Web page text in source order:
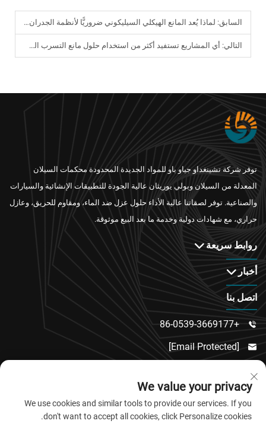
السابق: لماذا يُعد المانع الهيكلي السيليكوني ضروريًّا لأنظمة الجدران المعلقة الزجاجية؟
التالي: أي المشاريع تستفيد أكثر من استخدام حلول مانع التسرب السيليكوني البوليوريثاني (PU)؟
توفر شركة تشينغداو جياو باو للمواد الجديدة المحدودة محكمات السيلان
المعدلة من السيلان وبولي يوريثان عالية الجودة للتطبيقات الإنشائية والسيارات
والصناعية. توفر لصقاتنا عالية الأداء حلول عزل ضد الماء، ومقاوم للحريق، وعازل
حراري، مع شهادات دولية وخدمة ما بعد البيع موثوقة.
روابط سريعة
أخبار
اتصل بنا

+86-0539-3669177

[email Protected]

مقاطعة لينكو، مدينة وييفانغ، مقاطعة شاندونغ
We value your privacy
We use cookies and similar tools to provide our services. If you
don't want to accept all cookies, click Personalize cookies.